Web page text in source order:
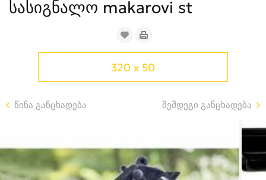
სასიგნალო makarovi st
320 x 50
წინა განცხადება შემდეგი განცხადება